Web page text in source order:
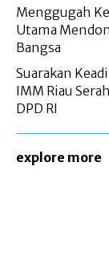
Menggugah
Utama
Bangsa
Suarakan
IMM Riau
DPD RI
explore more